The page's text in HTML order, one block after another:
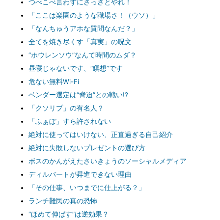
つべこべ言わずにさっさとやれ！
「ここは楽園のような職場さ！（ウソ）」
「なんちゅうアホな質問なんだ？」
全てを焼き尽くす「真実」の呪文
“ホウレンソウ”なんて時間のムダ？
昼寝じゃないです、“瞑想”です
危ない無料Wi-Fi
ベンダー選定は“脅迫”との戦い!?
「クソリプ」の有名人？
「ふぁぼ」すら許されない
絶対に使ってはいけない、正直過ぎる自己紹介
絶対に失敗しないプレゼントの選び方
ボスのかんがえたさいきょうのソーシャルメディア
ディルバートが昇進できない理由
「その仕事、いつまでに仕上がる？」
ランチ難民の真の恐怖
“ほめて伸ばす”は逆効果？